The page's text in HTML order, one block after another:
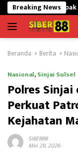
Langsung
ke
konten
Breaking News
Bola Piala Pangdam
Beranda Berita
Nasional,Sinjai Sulsel
Polres Sinjai
Perkuat
Kejahatan
SIBER88
Mei 29, 2026